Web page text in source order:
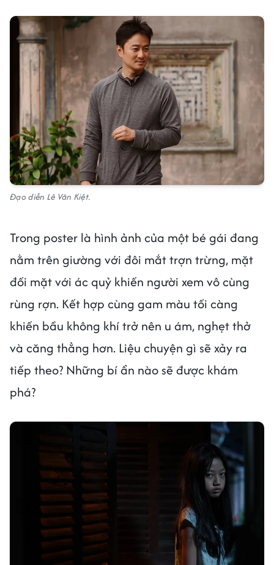
Đạo diễn Lê Văn Kiệt.
Trong poster là hình ảnh của một bé gái đang
nằm trên giường với đôi mắt trợn trừng, mặt
đối mặt với ác quỷ khiến người xem vô cùng
rùng rợn. Kết hợp cùng gam màu tối càng
khiến bầu không khí trở nên u ám, nghẹt thở
và căng thẳng hơn. Liệu chuyện gì sẽ xảy ra
tiếp theo? Những bí ẩn nào sẽ được khám
phá?